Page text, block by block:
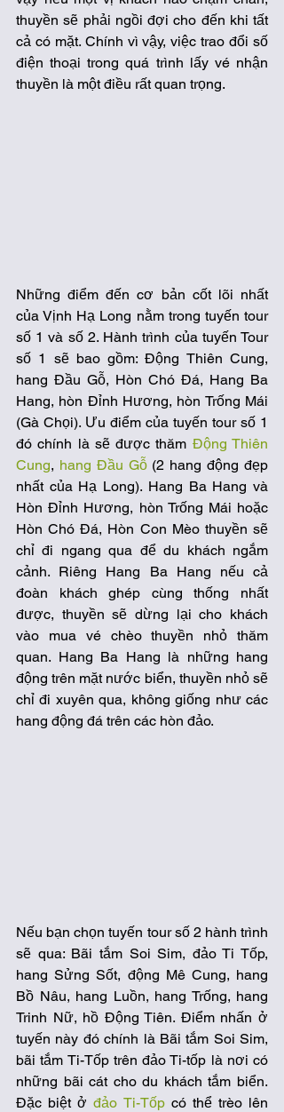
thuyền sẽ phải ngồi đợi cho đến khi tất
cả có mặt. Chính vì vậy, việc trao đổi số
điện thoại trong quá trình lấy vé nhận
thuyền là một điều rất quan trọng.
Những điểm đến cơ bản cốt lõi nhất
của Vịnh Hạ Long nằm trong tuyến tour
số 1 và số 2. Hành trình của tuyến Tour
số 1 sẽ bao gồm: Động Thiên Cung,
hang Đầu Gỗ, Hòn Chó Đá, Hang Ba
Hang, hòn Đỉnh Hương, hòn Trống Mái
(Gà Chọi). Ưu điểm của tuyến tour số 1
đó chính là sẽ được thăm Động Thiên
Cung, hang Đầu Gỗ (2 hang động đẹp
nhất của Hạ Long). Hang Ba Hang và
Hòn Đỉnh Hương, hòn Trống Mái hoặc
Hòn Chó Đá, Hòn Con Mèo thuyền sẽ
chỉ đi ngang qua để du khách ngắm
cảnh. Riêng Hang Ba Hang nếu cả
đoàn khách ghép cùng thống nhất
được, thuyền sẽ dừng lại cho khách
vào mua vé chèo thuyền nhỏ thăm
quan. Hang Ba Hang là những hang
động trên mặt nước biển, thuyền nhỏ sẽ
chỉ đi xuyên qua, không giống như các
hang động đá trên các hòn đảo.
Nếu bạn chọn tuyến tour số 2 hành trình
sẽ qua: Bãi tắm Soi Sim, đảo Ti Tốp,
hang Sửng Sốt, động Mê Cung, hang
Bồ Nâu, hang Luồn, hang Trống, hang
Trinh Nữ, hồ Động Tiên. Điểm nhấn ở
tuyến này đó chính là Bãi tắm Soi Sim,
bãi tắm Ti-Tốp trên đảo Ti-tốp là nơi có
những bãi cát cho du khách tắm biển.
Đặc biệt ở đảo Ti-Tốp có thể trèo lên